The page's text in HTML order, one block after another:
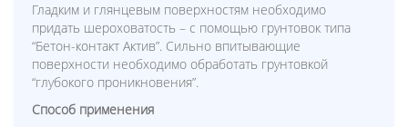
Гладким и глянцевым поверхностям необходимо
придать шероховатость – с помощью грунтовок типа
“Бетон-контакт Актив”. Сильно впитывающие
поверхности необходимо обработать грунтовкой
“глубокого проникновения”.
Способ применения